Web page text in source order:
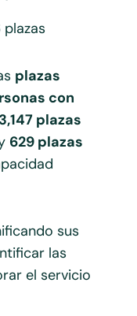
plazas
plazas
con
3,147 plazas
629 plazas
sus
las
el servicio